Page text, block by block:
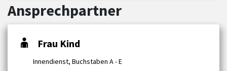
Ansprechpartner
Frau Kind
Innendienst, Buchstaben A - E